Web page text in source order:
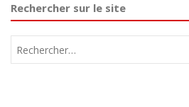
Rechercher sur le site